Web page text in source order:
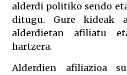
alderdi politiko sendo
ditugu. Gure kideak
alderdietan afiliatu
hartzera.
Alderdien afiliazioa